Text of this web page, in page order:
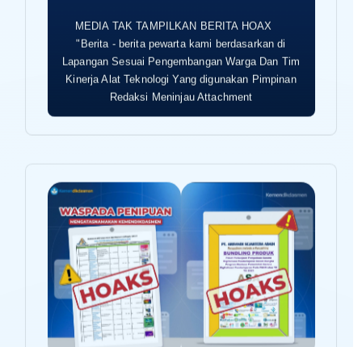
MEDIA TAK TAMPILKAN BERITA HOAX
"Berita - berita pewarta kami berdasarkan di
Lapangan Sesuai Pengembangan Warga Dan Tim
Kinerja Alat Teknologi Yang digunakan Pimpinan
Redaksi Meninjau Attachment